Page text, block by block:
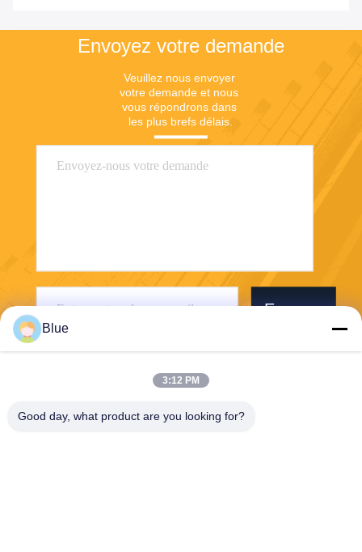
Envoyez votre demande
Veuillez nous envoyer
votre demande et nous
vous répondrons dans
les plus brefs délais.
Envoyer
Blue
3:12 PM
Good day, what product are you looking for?